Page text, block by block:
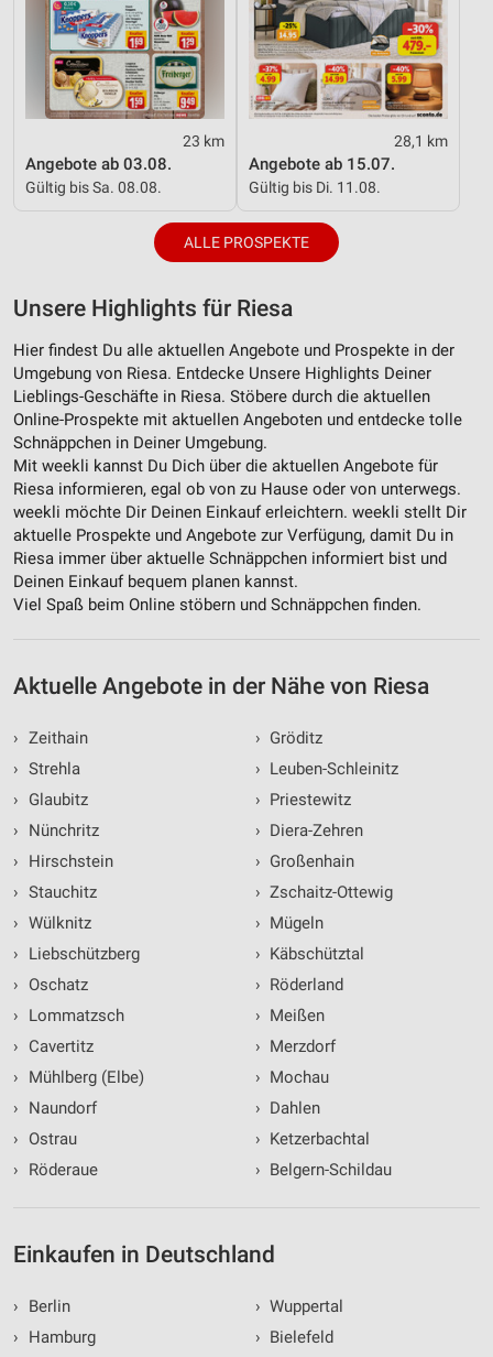
23 km
Angebote ab 03.08.
Gültig bis Sa. 08.08.
28,1 km
Angebote ab 15.07.
Gültig bis Di. 11.08.
ALLE PROSPEKTE
Unsere Highlights für Riesa
Hier findest Du alle aktuellen Angebote und Prospekte in der
Umgebung von Riesa. Entdecke Unsere Highlights Deiner
Lieblings-Geschäfte in Riesa. Stöbere durch die aktuellen
Online-Prospekte mit aktuellen Angeboten und entdecke tolle
Schnäppchen in Deiner Umgebung.
Mit weekli kannst Du Dich über die aktuellen Angebote für
Riesa informieren, egal ob von zu Hause oder von unterwegs.
weekli möchte Dir Deinen Einkauf erleichtern. weekli stellt Dir
aktuelle Prospekte und Angebote zur Verfügung, damit Du in
Riesa immer über aktuelle Schnäppchen informiert bist und
Deinen Einkauf bequem planen kannst.
Viel Spaß beim Online stöbern und Schnäppchen finden.
Aktuelle Angebote in der Nähe von Riesa
› Zeithain
› Strehla
›
Glaubitz
›
Nünchritz
›
Hirschstein
› Stauchitz
› Wülknitz
›
Liebschützberg
›
Oschatz
›
Lommatzsch
›
Cavertitz
›
Mühlberg (Elbe)
›
Naundorf
›
Ostrau
›
Röderaue
› Gröditz
› Leuben-Schleinitz
› Priestewitz
› Diera-Zehren
› Großenhain
› Zschaitz-Ottewig
› Mügeln
› Käbschütztal
› Röderland
› Meißen
› Merzdorf
› Mochau
› Dahlen
› Ketzerbachtal
› Belgern-Schildau
Einkaufen in Deutschland
›
Berlin
›
Hamburg
› Wuppertal
› Bielefeld
Performance
Funktional
Werbung